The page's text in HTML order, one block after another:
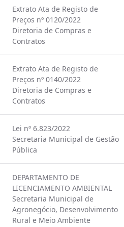
Extrato Ata de Registo de
Preços nº 0120/2022
Diretoria de Compras e
Contratos
Extrato Ata de Registo de
Preços nº 0140/2022
Diretoria de Compras e
Contratos
Lei nº 6.823/2022
Secretaria Municipal de Gestão
Pública
DEPARTAMENTO DE
LICENCIAMENTO AMBIENTAL
Secretaria Municipal de
Agronegócio, Desenvolvimento
Rural e Meio Ambiente